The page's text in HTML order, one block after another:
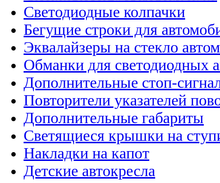
Светодиодные колпачки
Бегущие строки для
Эквалайзеры на стекло
Обманки для светодиодных
Дополнительные стоп-
Повторители указателей
Дополнительные габариты
Светящиеся крышки на
Накладки на капот
Детские автокресла